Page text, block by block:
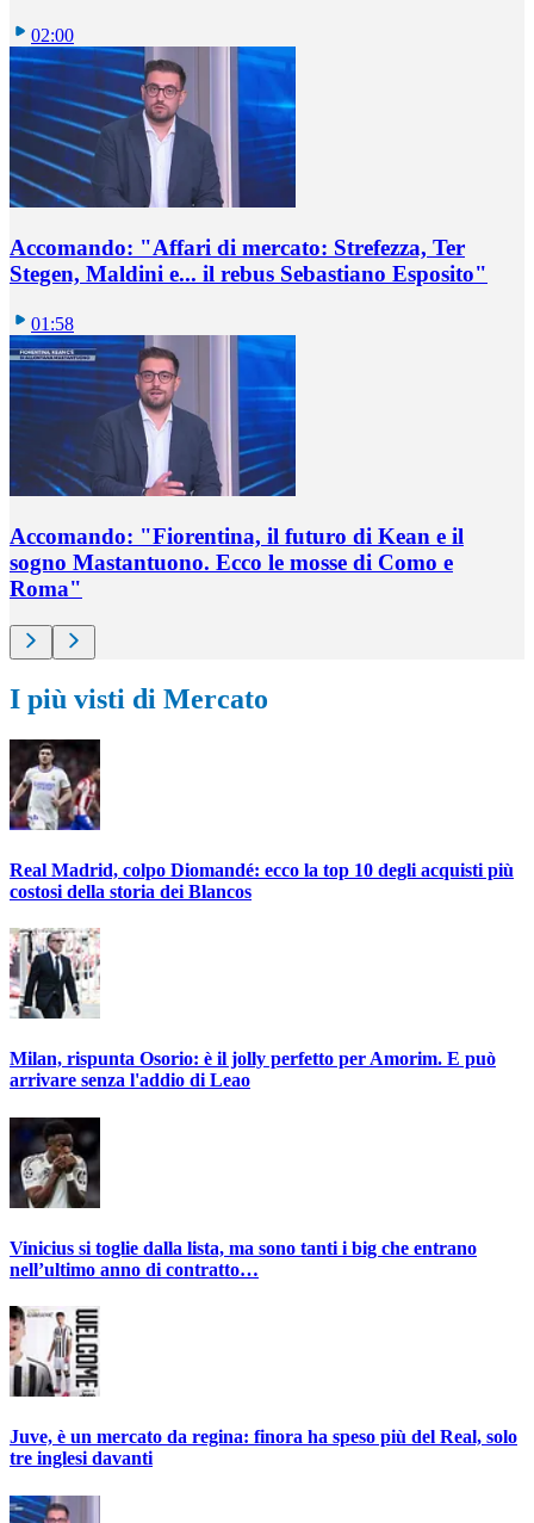
02:00
Accomando: "Affari di mercato: Strefezza, Ter
Stegen, Maldini e... il rebus Sebastiano Esposito"
01:58
Accomando: "Fiorentina, il futuro di Kean e il
sogno Mastantuono. Ecco le mosse di Como e
Roma"
I più visti di Mercato
Real Madrid, colpo Diomandé: ecco la top 10 degli acquisti più
costosi della storia dei Blancos
Milan, rispunta Osorio: è il jolly perfetto per Amorim. E può
arrivare senza l'addio di Leao
Vinicius si toglie dalla lista, ma sono tanti i big che entrano
nell’ultimo anno di contratto…
Juve, è un mercato da regina: finora ha speso più del Real, solo
tre inglesi davanti